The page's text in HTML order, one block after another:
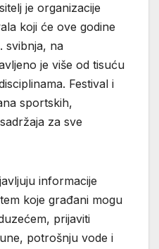
je organizacije
koji će ove godine
svibnja, na
je više od tisuću
Festival i
sportskih,
za sve
informacije
koje građani mogu
prijaviti
potrošnju vode i